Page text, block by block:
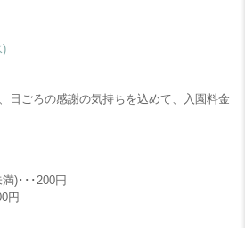
)
日ごろの感謝の気持ちを込めて、入園料金
)･･･200円
円